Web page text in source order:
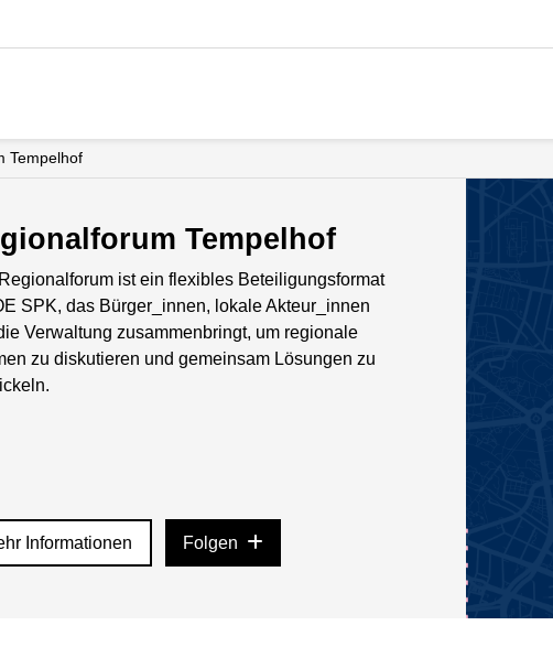
Tempelhof
Tempelhof
ist ein flexibles Beteiligungsformat
SPK, das Bürger_innen, lokale Akteur_innen
Verwaltung zusammenbringt, um regionale
zu diskutieren und gemeinsam Lösungen zu
Informationen Folgen